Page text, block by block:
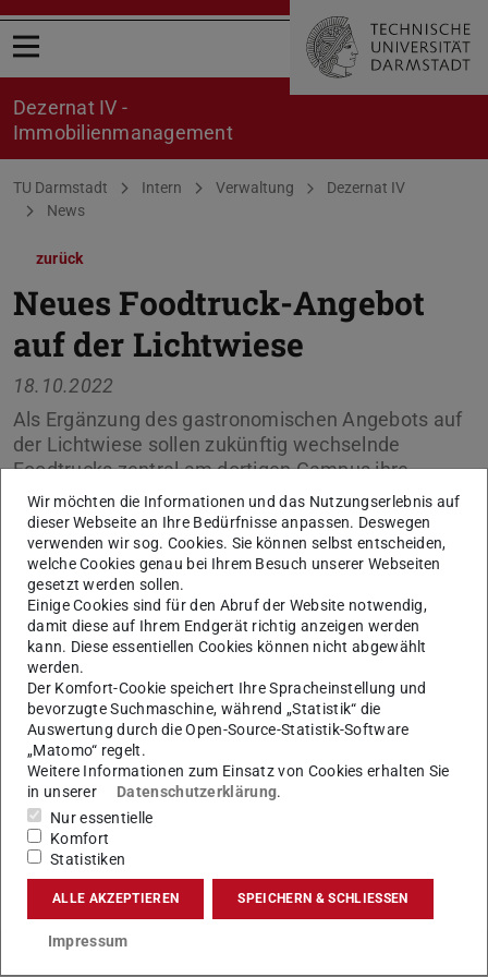
Menü öffnen
Dezernat IV -
Immobilienmanagement
Sie befinden sich hier:
TU Darmstadt Intern Verwaltung
Dezernat IV
News
zurück
Neues Foodtruck-Angebot
auf der Lichtwiese
18.10.2022
Als Ergänzung des gastronomischen Angebots auf
der Lichtwiese sollen zukünftig wechselnde
Foodtrucks zentral am dortigen Campus ihre
Speisen anbieten und dadurch für kulinarische
Abwechslung sorgen
In der Zeit zwischen 11 und 14 Uhr werden die
Imbisswagen jeweils auf einem dafür vorgesehenen
Stellplatz in der Alarich-Weiss-Straße vor der Grünfläche
Mensa stehen.
Den Auftakt macht ab heute (17. Oktober) für zwei
Wochen der Foodtruck „Brotkorb“, gefolgt von „420
Kitchen GreenStreetFood“, die beide vegetarische und
vegane Speisen anbieten.
KONTAKT
Wir möchten die Informationen und das Nutzungserlebnis auf
dieser Webseite an Ihre Bedürfnisse anpassen. Deswegen
verwenden wir sog. Cookies. Sie können selbst entscheiden,
welche Cookies genau bei Ihrem Besuch unserer Webseiten
gesetzt werden sollen.
Einige Cookies sind für den Abruf der Website notwendig,
damit diese auf Ihrem Endgerät richtig anzeigen werden
kann. Diese essentiellen Cookies können nicht abgewählt
werden.
Der Komfort-Cookie speichert Ihre Spracheinstellung und
bevorzugte Suchmaschine, während „Statistik“ die
Auswertung durch die Open-Source-Statistik-Software
„Matomo“ regelt.
Weitere Informationen zum Einsatz von Cookies erhalten Sie
in unserer
Datenschutzerklärung.
Nur essentielle
Komfort
Statistiken
ALLE AKZEPTIEREN SPEICHERN & SCHLIESSEN
Impressum